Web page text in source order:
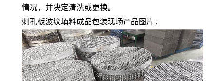
情况，并决定清洗或更换。
刺孔板波纹填料成品包装现场产品图片：